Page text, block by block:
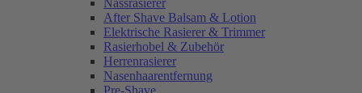
Nassrasierer
After Shave Balsam & Lotion
Elektrische Rasierer & Trimmer
Rasierhobel & Zubehör
Herrenrasierer
Nasenhaarentfernung
Pre-Shave